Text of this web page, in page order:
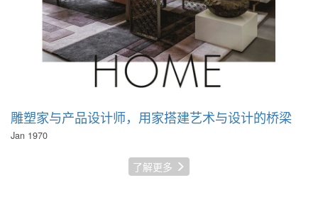
雕塑家与产品设计师，用家搭建艺术与设计的桥梁
Jan 1970
了解更多